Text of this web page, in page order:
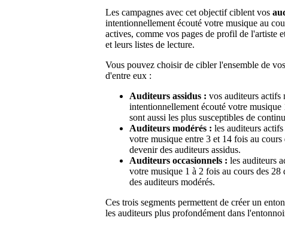
Les campagnes avec cet objectif ciblent vos
intentionnellement écouté votre musique au
actives, comme vos pages de profil de l'artiste
et leurs listes de lecture.
Vous pouvez choisir de cibler l'ensemble de
d'entre eux :
Auditeurs assidus : vos auditeurs actifs
intentionnellement écouté votre
sont aussi les plus susceptibles de
Auditeurs modérés : les auditeurs
votre musique entre 3 et 14 fois au
devenir des auditeurs assidus.
Auditeurs occasionnels : les auditeurs
votre musique 1 à 2 fois au cours des
des auditeurs modérés.
Ces trois segments permettent de créer un
les auditeurs plus profondément dans